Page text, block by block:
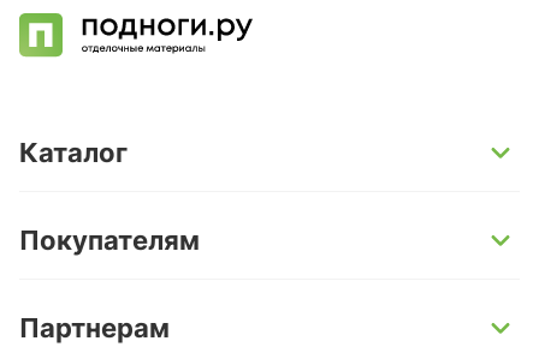
Каталог
Кварц-винил и LVT-плитка
Ламинат
Покупателям
Условия доставки
Партнерам